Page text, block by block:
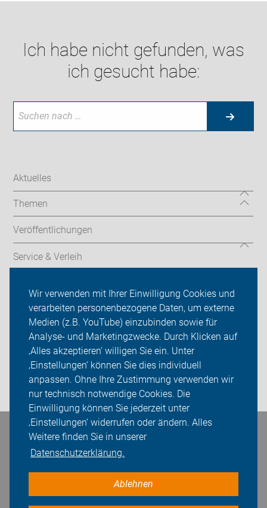
Wir verwenden mit Ihrer Einwilligung Cookies und
verarbeiten personenbezogene Daten, um externe
Medien (z.B. YouTube) einzubinden sowie für
Analyse- und Marketingzwecke. Durch Klicken auf
‚Alles akzeptieren‘ willigen Sie ein. Unter
‚Einstellungen‘ können Sie dies individuell
anpassen. Ohne Ihre Zustimmung verwenden wir
nur technisch notwendige Cookies. Die
Einwilligung können Sie jederzeit unter
‚Einstellungen‘ widerrufen oder ändern. Alles
Weitere finden Sie in unserer
Datenschutzerklärung.
Ablehnen
Ich habe nicht gefunden, was
ich gesucht habe:
Aktuelles
Themen
Veröffentlichungen
Service & Verleih
ADFC Dortmund
Sei dabei
Presse
Login
Bleiben Sie in Kontakt